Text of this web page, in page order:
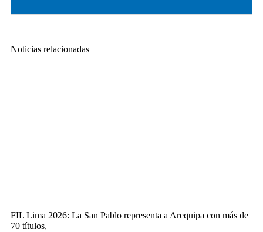
Noticias relacionadas
FIL Lima 2026: La San Pablo representa a Arequipa con más de
70 títulos,